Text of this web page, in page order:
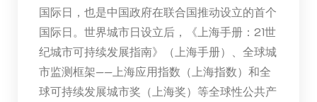
国际日，也是中国政府在联合国推动设立的首个
国际日。世界城市日设立后，《上海手册：21世
纪城市可持续发展指南》（上海手册）、全球城
市监测框架——上海应用指数（上海指数）和全
球可持续发展城市奖（上海奖）等全球性公共产